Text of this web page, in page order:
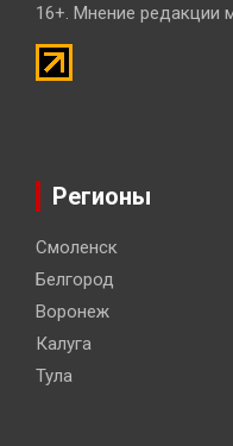
16+. Мнение редакции
Регионы
Смоленск
Белгород
Воронеж
Калуга
Тула